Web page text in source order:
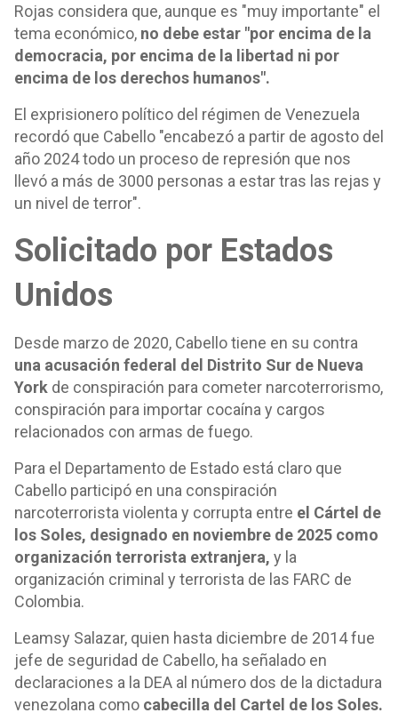
Rojas considera que, aunque es "muy importante" el
tema económico, no debe estar "por encima de la
democracia, por encima de la libertad ni por
encima de los derechos humanos".
El exprisionero político del régimen de Venezuela
recordó que Cabello "encabezó a partir de agosto del
año 2024 todo un proceso de represión que nos
llevó a más de 3000 personas a estar tras las rejas y
un nivel de terror".
Solicitado por Estados
Unidos
Desde marzo de 2020, Cabello tiene en su contra
una acusación federal del Distrito Sur de Nueva
York de conspiración para cometer narcoterrorismo,
conspiración para importar cocaína y cargos
relacionados con armas de fuego.
Para el Departamento de Estado está claro que
Cabello participó en una conspiración
narcoterrorista violenta y corrupta entre el Cártel de
los Soles, designado en noviembre de 2025 como
organización terrorista extranjera, y la
organización criminal y terrorista de las FARC de
Colombia.
Leamsy Salazar, quien hasta diciembre de 2014 fue
jefe de seguridad de Cabello, ha señalado en
declaraciones a la DEA al número dos de la dictadura
venezolana como cabecilla del Cartel de los Soles.